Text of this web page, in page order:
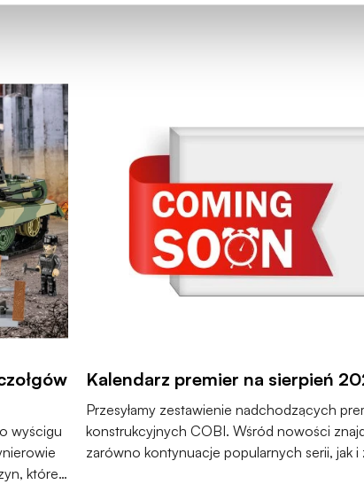
wyścigu
które
Kalendarz premier na sierpień
Przesyłamy zestawienie nadchodzących
konstrukcyjnych COBI. Wśród nowości
zarówno kontynuacje popularnych serii, jak i